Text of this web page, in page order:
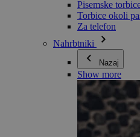
Pisemske
Torbice okoli
Za telefon
Nahrbtniki
Nazaj
Show more